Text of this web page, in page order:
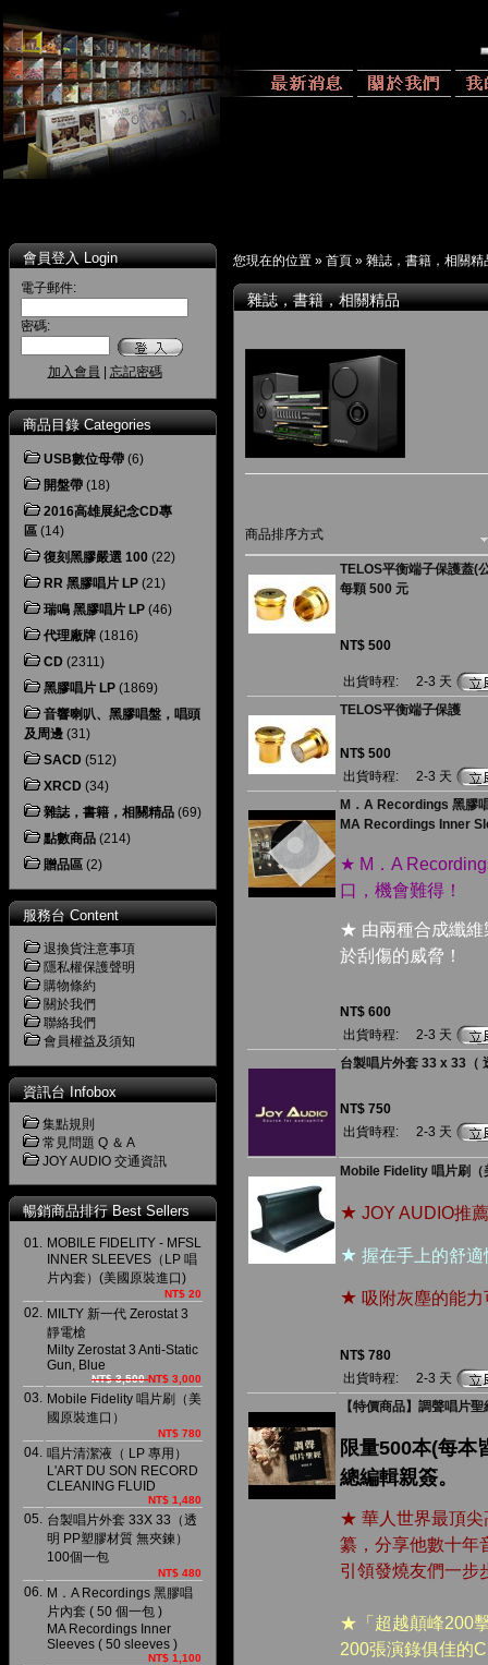
會員登入 Login
電子郵件:
密碼:
加入會員 忘記密碼
商品目錄 Categories
USB數位母帶 (6)
開盤帶 (18)
2016高雄展紀念CD專
區 (14)
復刻黑膠嚴選 100 (22)
RR 黑膠唱片 LP (21)
瑞鳴 黑膠唱片 LP (46)
代理廠牌 (1816)
CD (2311)
黑膠唱片 LP (1869)
音響喇叭、黑膠唱盤，唱頭
及周邊 (31)
SACD (512)
XRCD (34)
雜誌，書籍，相關精品 (69)
點數商品 (214)
贈品區 (2)
服務台 Content
退換貨注意事項
隱私權保護聲明
購物條約
關於我們
聯絡我們
會員權益及須知
資訊台 Infobox
集點規則
常見問題 Q ＆ A
JOY AUDIO 交通資訊
暢銷商品排行 Best Sellers
01. MOBILE FIDELITY - MFSL
INNER SLEEVES（LP 唱
片內套）(美國原裝進口)
NT$ 20
02. MILTY 新一代 Zerostat 3
靜電槍
Milty Zerostat 3 Anti-Static
Gun, Blue
NT$ 3,500NT$ 3,000
03. Mobile Fidelity 唱片刷（美
國原裝進口）
NT$ 780
04. 唱片清潔液（ LP 專用）
L'ART DU SON RECORD
CLEANING FLUID
NT$ 1,480
05. 台製唱片外套 33X 33（透
明 PP塑膠材質 無夾鍊）
100個一包
NT$ 480
06. M．A Recordings 黑膠唱
片內套 ( 50 個一包 )
MA Recordings Inner
Sleeves ( 50 sleeves )
NT$ 1,100
您現在的位置 » 首頁 » 雜誌，書籍，相關精
雜誌，書籍，相關精品
商品排序方式
TELOS平衡端子保護蓋(
每顆 500 元
NT$ 500
出貨時程:
2-3 天
TELOS平衡端子保護
NT$ 500
出貨時程:
2-3 天
M．A Recordings 黑膠
MA Recordings Inner
★ M．A
口，機會難得！
★ 由兩種合成纖維
於刮傷的威脅！
NT$ 600
出貨時程:
2-3 天
台製唱片外套 33 x 33（
NT$ 750
出貨時程:
2-3 天
Mobile Fidelity 唱片刷（
★ JOY AUDIO推
★ 握在手上的舒
★ 吸附灰塵的能
NT$ 780
出貨時程:
2-3 天
【特價商品】調聲唱片
限量500本(每本
總編輯親簽。
★ 華人世界最頂尖
纂，分享他數十年
引領發燒友們一步
★「超越顛峰200
200張演錄俱佳的